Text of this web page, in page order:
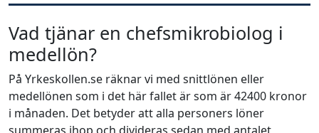
Vad tjänar en chefsmikrobiolog i
medellön?
På Yrkeskollen.se räknar vi med snittlönen eller
medellönen som i det här fallet är som är 42400 kronor
i månaden. Det betyder att alla personers löner